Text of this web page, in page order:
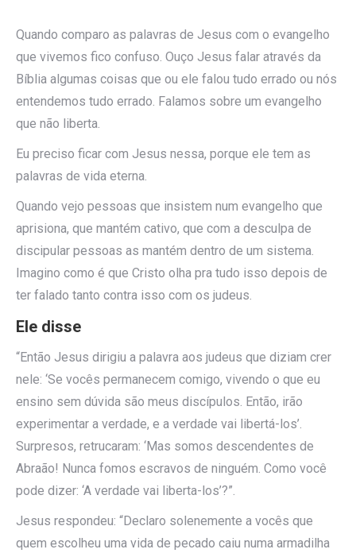
Quando comparo as palavras de Jesus com o evangelho
que vivemos fico confuso. Ouço Jesus falar através da
Bíblia algumas coisas que ou ele falou tudo errado ou nós
entendemos tudo errado. Falamos sobre um evangelho
que não liberta.
Eu preciso ficar com Jesus nessa, porque ele tem as
palavras de vida eterna.
Quando vejo pessoas que insistem num evangelho que
aprisiona, que mantém cativo, que com a desculpa de
discipular pessoas as mantém dentro de um sistema.
Imagino como é que Cristo olha pra tudo isso depois de
ter falado tanto contra isso com os judeus.
Ele disse
“Então Jesus dirigiu a palavra aos judeus que diziam crer
nele: ‘Se vocês permanecem comigo, vivendo o que eu
ensino sem dúvida são meus discípulos. Então, irão
experimentar a verdade, e a verdade vai libertá-los’.
Surpresos, retrucaram: ‘Mas somos descendentes de
Abraão! Nunca fomos escravos de ninguém. Como você
pode dizer: ‘A verdade vai liberta-los’?”.
Jesus respondeu: “Declaro solenemente a vocês que
quem escolheu uma vida de pecado caiu numa armadilha